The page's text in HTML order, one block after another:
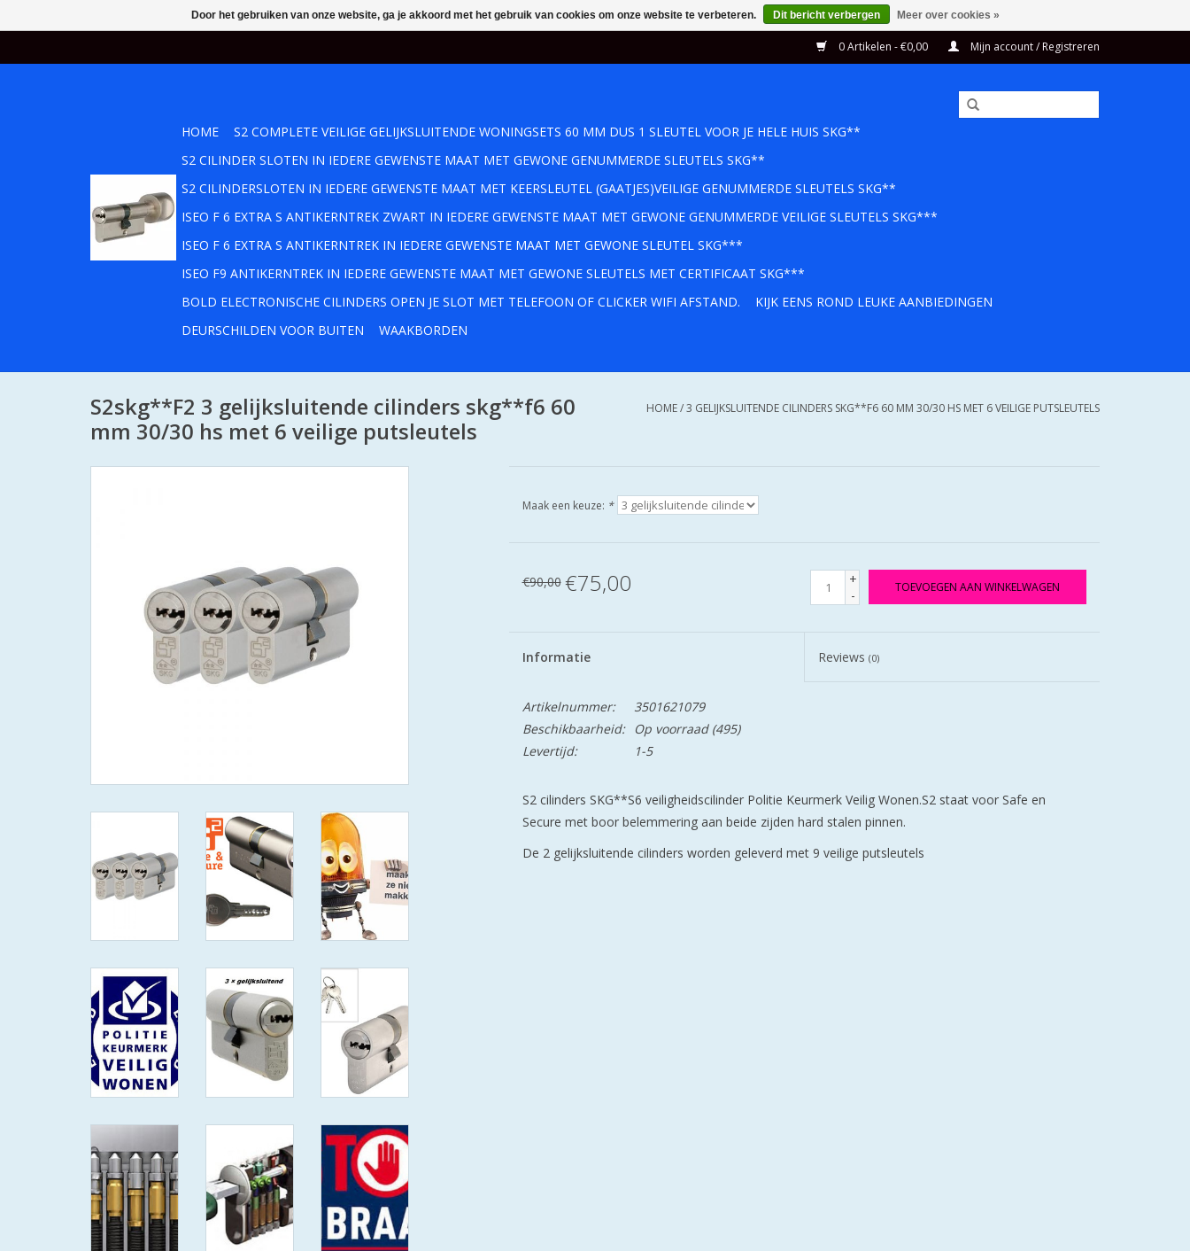
0 Artikelen - €0,00 Mijn account / Registreren
HOME
S2 COMPLETE VEILIGE GELIJKSLUITENDE WONINGSETS 60 MM DUS 1 SLEUTEL VOOR JE HELE HUIS SKG**
S2 CILINDER SLOTEN IN IEDERE GEWENSTE MAAT MET GEWONE GENUMMERDE SLEUTELS SKG**
S2 CILINDERSLOTEN IN IEDERE GEWENSTE MAAT MET KEERSLEUTEL (GAATJES)VEILIGE GENUMMERDE SLEUTELS SKG**
ISEO F 6 EXTRA S ANTIKERNTREK ZWART IN IEDERE GEWENSTE MAAT MET GEWONE GENUMMERDE VEILIGE SLEUTELS SKG***
ISEO F 6 EXTRA S ANTIKERNTREK IN IEDERE GEWENSTE MAAT MET GEWONE SLEUTEL SKG***
ISEO F9 ANTIKERNTREK IN IEDERE GEWENSTE MAAT MET GEWONE SLEUTELS MET CERTIFICAAT SKG***
BOLD ELECTRONISCHE CILINDERS OPEN JE SLOT MET TELEFOON OF CLICKER WIFI AFSTAND.
KIJK EENS ROND LEUKE AANBIEDINGEN
DEURSCHILDEN VOOR BUITEN
WAAKBORDEN
S2skg**F2 3 gelijksluitende cilinders skg**f6 60
mm 30/30 hs met 6 veilige putsleutels
HOME/3 GELIJKSLUITENDE CILINDERS SKG**F6 60 MM 30/30 HS MET 6 VEILIGE PUTSLEUTELS
Maak een keuze: *
€90,00 €75,00
+
-
TOEVOEGEN AAN WINKELWAGEN
Informatie Reviews(0)
Artikelnummer:
3501621079
Beschikbaarheid:
Op voorraad(495)
Levertijd:
1-5
S2 cilinders SKG**S6 veiligheidscilinder Politie Keurmerk Veilig Wonen.S2 staat voor Safe en
Secure met boor belemmering aan beide zijden hard stalen pinnen.
De 2 gelijksluitende cilinders worden geleverd met 9 veilige putsleutels
Door het gebruiken van onze website, ga je akkoord met het gebruik van cookies om onze website te verbeteren. Dit bericht verbergen Meer over cookies »